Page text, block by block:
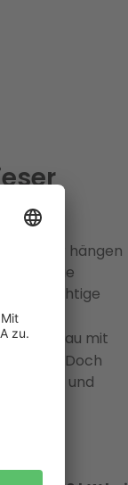
im Keller hängen
finden Sie
die richtige
Altbau mit
Doch
Euro und